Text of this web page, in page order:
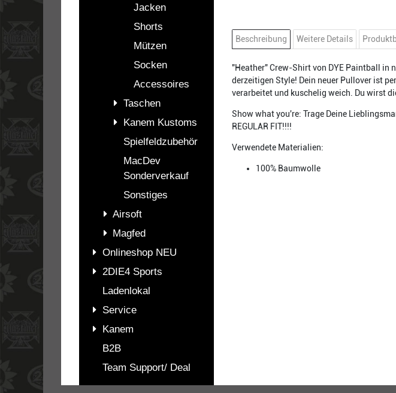
Jacken
Shorts
Mützen
Socken
Accessoires
Taschen
Kanem Kustoms
Spielfeldzubehör
MacDev
Sonderverkauf
Sonstiges
Airsoft
Magfed
Onlineshop NEU
2DIE4 Sports
Ladenlokal
Service
Kanem
B2B
Team Support/ Deal
Beschreibung Weitere Details
"Heather" Crew-Shirt von DYE Paintball in
derzeitigen Style! Dein neuer Pullover ist
verarbeitet und kuschelig weich. Du wirst
Show what you're: Trage Deine
REGULAR FIT!!!!
Verwendete Materialien:
100% Baumwolle